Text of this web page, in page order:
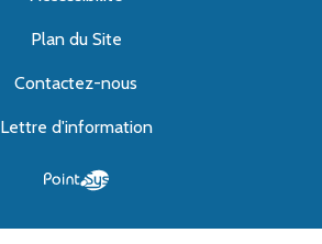
Plan du Site
Contactez-nous
Lettre d'information